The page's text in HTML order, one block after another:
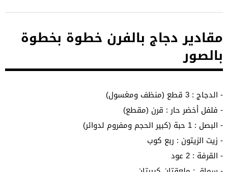
مقادير دجاج بالفرن خطوة بخطوة
بالصور
- الدجاج : 3 قطع (منظف ومغسول)
- فلفل أخضر حار : قرن (مقطع)
- البصل : 1 حبة (كبير الحجم ومفروم لدوائر)
- زيت الزيتون : ربع كوب
- القرفة : 2 عود